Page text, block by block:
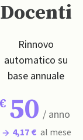
Docenti
Rinnovo
automatico su
base annuale
50 / anno
4,17 € al mese